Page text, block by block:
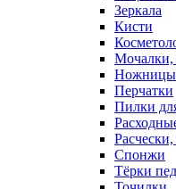
Зеркала
Кисти
Мочалки,
Ножницы
Перчатки
Пилки
Спонжи
Тёрки